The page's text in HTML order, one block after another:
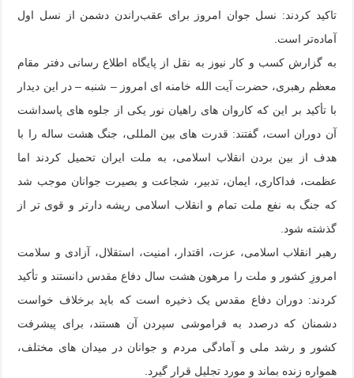
تاکید کردند: نسل جوان امروز برای عقب‌راندن دشمن از نسل اول
آماده‌تر است.
به گزارش کسب و کار نیوز به نقل از پایگاه اطلاع رسانی دفتر مقام
معظم رهبری، حضرت آیت الله خامنه ای امروز – شنبه – در این دیدار
با تأکید بر این که کاروان های راهیان نور یکی از جلوه های پاسداشت
آن دوران است، گفتند: قدرت های بین المللی، جنگ هشت ساله را با
هدف از بین بردن انقلاب اسلامی، به ملت ایران تحمیل کردند اما
عظمت، فداکاری، ایمان، تدبیر، شجاعت و بصیرت جوانان موجب شد
که جنگ به نفع ملت تمام و انقلاب اسلامی ریشه دارتر و قوی تر از
گذشته شود.
رهبر انقلاب اسلامی، عزت، اقتدار، امنیت، استقلال، آزادی و سلامت
امروزِ کشور و ملت را مرهون هشت سال دفاع مقدس دانستند و تأکید
کردند: دوران دفاع مقدس یک ذخیره است که باید برخلاف خواست
دشمنان که درصدد به فراموشی سپردن آن هستند، برای پیشرفت
کشور و رشد ملی و آمادگی مردم و جوانان در میدان های مختلف،
همواره زنده بماند و مورد تجلیل قرار گیرد.